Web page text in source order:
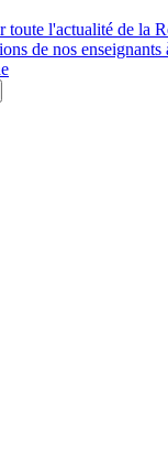
toute l'actualité de la
de nos enseignants